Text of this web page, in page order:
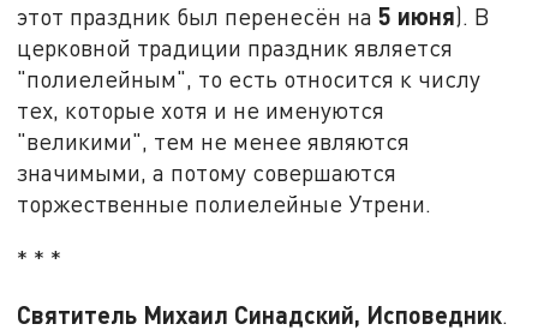
этот праздник был перенесён на5 июня). В
церковной традиции праздник является
"полиелейным", то есть относится к числу
тех, которые хотя и не именуются
"великими", тем не менее являются
значимыми, а потому совершаются
торжественные полиелейные Утрени.
* * *
Святитель Михаил Синадский, Исповедник.